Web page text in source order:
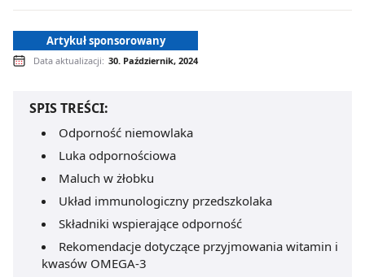
Artykuł sponsorowany
Data aktualizacji: 30. Październik, 2024
SPIS TREŚCI:
Odporność niemowlaka
Luka odpornościowa
Maluch w żłobku
Układ immunologiczny przedszkolaka
Składniki wspierające odporność
Rekomendacje dotyczące przyjmowania witamin i
kwasów OMEGA-3